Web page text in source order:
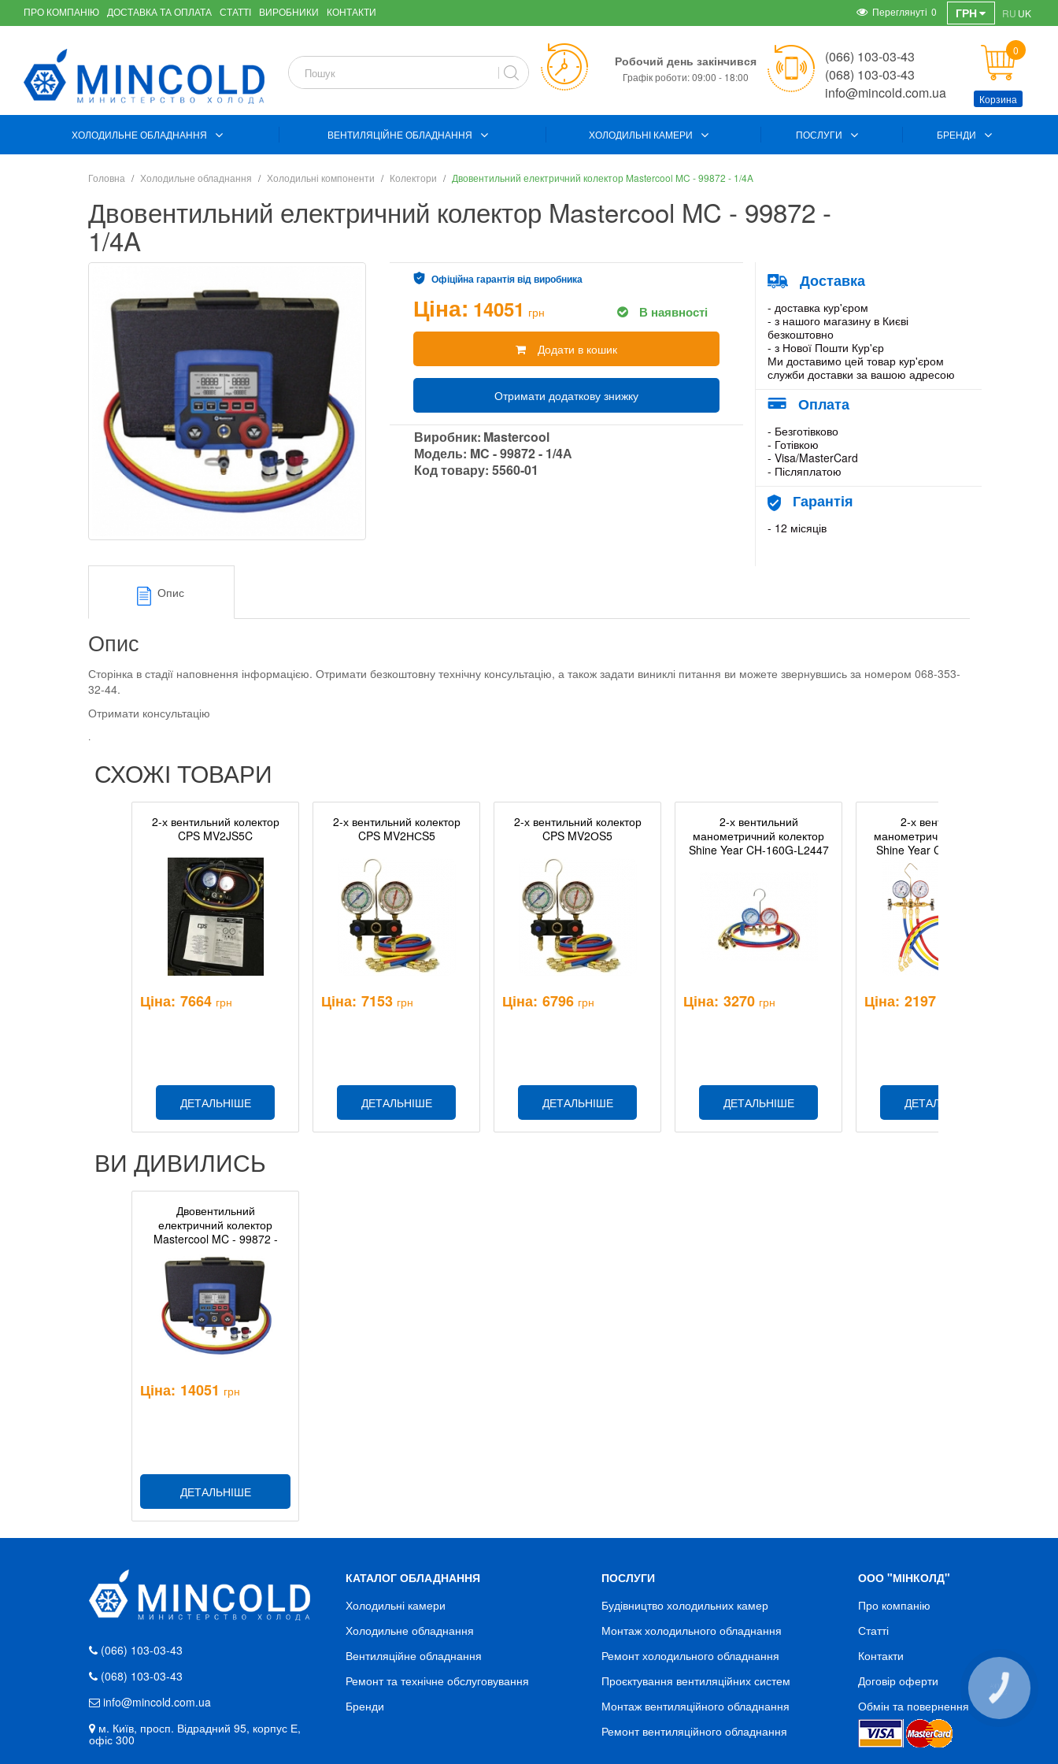
ПРО КОМПАНІЮ ДОСТАВКА ТА ОПЛАТА СТАТТІ ВИРОБНИКИ КОНТАКТИ ГРН RU UK
Переглянуті 0
Робочий день закінчився
Графік роботи: 09:00 - 18:00
(066) 103-03-43
(068) 103-03-43
info@mincold.com.ua
0
Корзина
ХОЛОДИЛЬНЕ ОБЛАДНАННЯ ВЕНТИЛЯЦІЙНЕ ОБЛАДНАННЯ ХОЛОДИЛЬНІ КАМЕРИ ПОСЛУГИ БРЕНДИ
Головна Холодильне обладнання Холодильні компоненти Колектори Двовентильний електричний колектор Mastercool MC - 99872 - 1/4A
Двовентильний електричний колектор Mastercool MC - 99872 -
1/4A
Офіційна гарантія від виробника
Ціна: 14051 грн В наявності
Додати в кошик
Отримати додаткову знижку
Виробник: Mastercool
Модель: MC - 99872 - 1/4А
Код товару:5560-01
Доставка
- доставка кур'єром
- з нашого магазину в Києві
безкоштовно
- з Нової Пошти Кур'єр
Ми доставимо цей товар кур'єром
служби доставки за вашою адресою
Оплата
- Безготівково
- Готівкою
- Visa/MasterCard
- Післяплатою
Гарантія
- 12 місяців
Опис
Опис
Сторінка в стадії наповнення інформацією. Отримати безкоштовну технічну консультацію, а також задати виниклі питання ви можете звернувшись за номером 068-353-
32-44.
Отримати консультацію
.
СХОЖІ ТОВАРИ
2-х вентильний колектор
CPS MV2JS5C
Ціна: 7664 грн
ДЕТАЛЬНІШЕ
2-х вентильний колектор
CPS MV2НСS5
Ціна: 7153 грн
ДЕТАЛЬНІШЕ
2-х вентильний колектор
CPS MV2ОS5
Ціна: 6796 грн
ДЕТАЛЬНІШЕ
2-х вентильний
манометричний колектор
Shine Year CH-160G-L2447
Ціна: 3270 грн
ДЕТАЛЬНІШЕ
2-х вентильний
манометричний колектор
Shine Year CТ-636G-244
Ціна: 2197
ДЕТАЛЬНІШЕ
ВИ ДИВИЛИСЬ
Двовентильний
електричний колектор
Mastercool MC - 99872 -
1/4A
Ціна: 14051 грн
ДЕТАЛЬНІШЕ
(066) 103-03-43
(068) 103-03-43
info@mincold.com.ua
м. Київ, просп. Відрадний 95, корпус Е,
офіс 300
КАТАЛОГ ОБЛАДНАННЯ
Холодильні камери
Холодильне обладнання
Вентиляційне обладнання
Ремонт та технічне обслуговування
Бренди
ПОСЛУГИ
Будівництво холодильних камер
Монтаж холодильного обладнання
Ремонт холодильного обладнання
Проєктування вентиляційних систем
Монтаж вентиляційного обладнання
Ремонт вентиляційного обладнання
ООО "МІНКОЛД"
Про компанію
Статті
Контакти
Договір оферти
Обмін та повернення
КНОПКА
СВЯЗИ